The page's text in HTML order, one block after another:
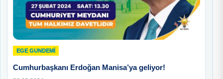
EGE GUNDEMİ
Cumhurbaşkanı Erdoğan Manisa’ya geliyor!